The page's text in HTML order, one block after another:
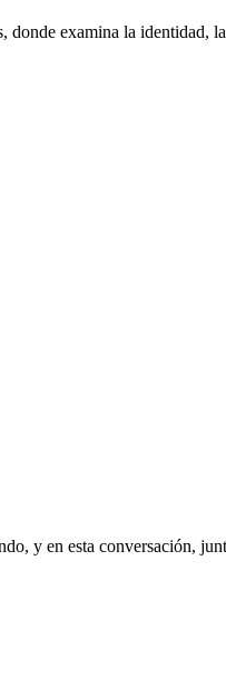
donde examina la identidad,
y en esta conversación,